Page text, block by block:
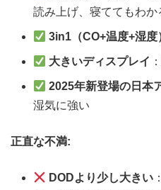
読み上げ、寝ててもわか
3in1（CO+温度+湿度
大きいディスプレイ
2025年新登場の日本
湿気に強い
正直な不満:
DODより少し大きい